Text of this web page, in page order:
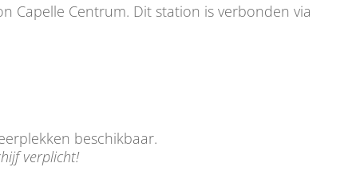
Capelle Centrum. Dit station is verbonden via
beschikbaar.
verplicht!